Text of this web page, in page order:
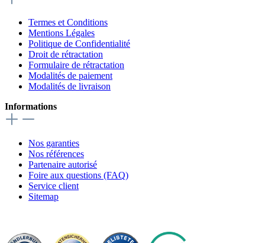
Termes et Conditions
Mentions Légales
Politique de Confidentialité
Droit de rétractation
Formulaire de rétractation
Modalités de paiement
Modalités de livraison
Informations
Nos garanties
Nos références
Partenaire autorisé
Foire aux questions (FAQ)
Service client
Sitemap